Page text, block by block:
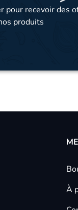
pour recevoir des
produits
À